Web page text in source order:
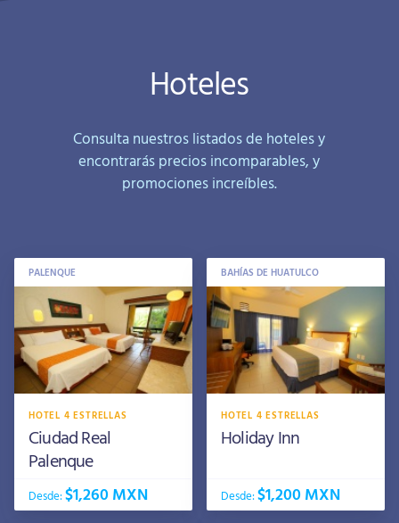
Hoteles
Consulta nuestros listados de hoteles y
encontrarás precios incomparables, y
promociones increíbles.
PALENQUE
HOTEL 4 ESTRELLAS
Ciudad Real
Palenque
Desde:$1,260 MXN
BAHÍAS DE HUATULCO
HOTEL 4 ESTRELLAS
Holiday Inn
Desde:$1,200 MXN